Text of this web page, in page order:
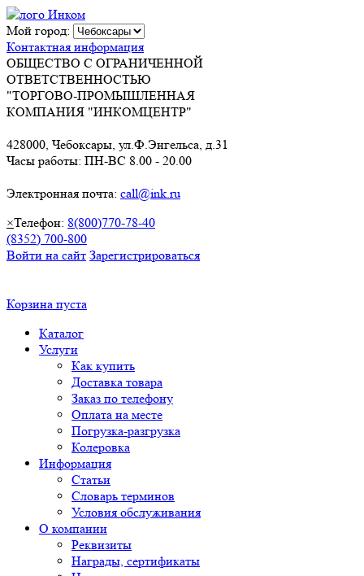
Мой город:
Контактная информация
ОБЩЕСТВО С ОГРАНИЧЕННОЙ
ОТВЕТСТВЕННОСТЬЮ
"ТОРГОВО-ПРОМЫШЛЕННАЯ
КОМПАНИЯ "ИНКОМЦЕНТР"
428000, Чебоксары, ул.Ф.Энгельса, д.31
Часы работы: ПН-ВС 8.00 - 20.00
Электронная почта: call@ink.ru
×Телефон: 8(800)770-78-40
(8352) 700-800
Войти на сайт Зарегистрироваться
Корзина пуста
Каталог
Услуги
Как купить
Доставка товара
Заказ по телефону
Оплата на месте
Погрузка-разгрузка
Колеровка
Информация
Статьи
Словарь терминов
Условия обслуживания
О компании
Реквизиты
Награды, сертификаты